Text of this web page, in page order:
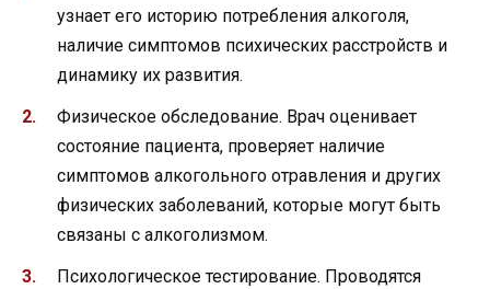
узнает его историю потребления алкоголя,
наличие симптомов психических расстройств и
динамику их развития.
Физическое обследование. Врач оценивает
состояние пациента, проверяет наличие
симптомов алкогольного отравления и других
физических заболеваний, которые могут быть
связаны с алкоголизмом.
Психологическое тестирование. Проводятся